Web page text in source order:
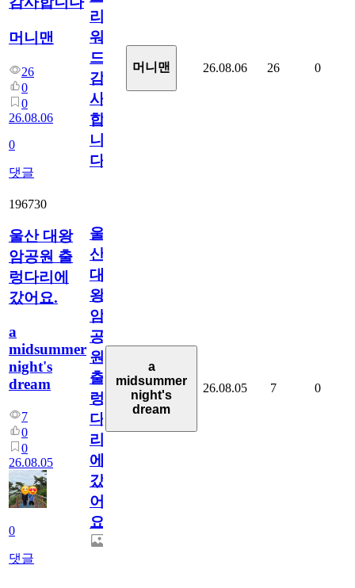
머니맨
26
0
0
26.08.06
0
댓글
리
워
드
감
사
합
니
다
머니맨 26.08.06 26 0
196730
울산 대왕
암공원 출
렁다리에
갔어요.
a
midsummer
night's
dream
7
0
0
26.08.05
0
댓글
울
산
대
왕
암
공
원
출
렁
다
리
에
갔
어
요.
a
midsummer
night's
dream
26.08.05 7 0